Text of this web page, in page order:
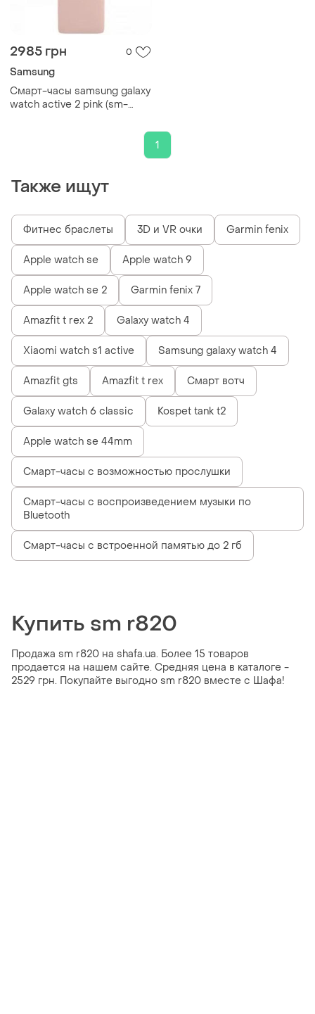
2985 грн 0
Samsung
Смарт-часы samsung galaxy
watch active 2 pink (sm-
1
Также ищут
Фитнес браслеты 3D и VR очки Garmin fenix
Apple watch se Apple watch 9
Apple watch se 2 Garmin fenix 7
Amazfit t rex 2 Galaxy watch 4
Xiaomi watch s1 active Samsung galaxy watch 4
Amazfit gts Amazfit t rex Смарт вотч
Galaxy watch 6 classic Kospet tank t2
Apple watch se 44mm
Смарт-часы с возможностью прослушки
Смарт-часы с воспроизведением музыки по
Bluetooth
Смарт-часы с встроенной памятью до 2 гб
Купить sm r820
Продажа sm r820 на shafa.ua. Более 15 товаров
продается на нашем сайте. Средняя цена в каталоге -
2529 грн. Покупайте выгодно sm r820 вместе с Шафа!